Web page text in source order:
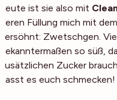
heute ist sie also mit
deren Füllung mich mit
versöhnt: Zwetschgen.
bekanntermaßen so süß,
zusätzlichen Zucker
Lasst es euch schmecken!